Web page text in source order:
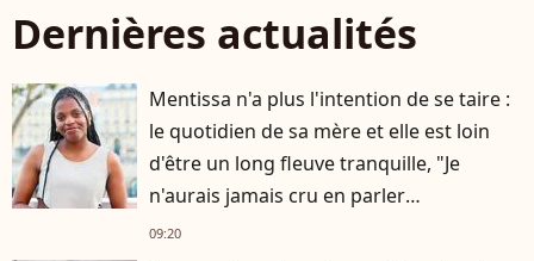
Dernières actualités
Mentissa n'a plus l'intention de se taire :
le quotidien de sa mère et elle est loin
d'être un long fleuve tranquille, "Je
n'aurais jamais cru en parler
publiquement"
09:20